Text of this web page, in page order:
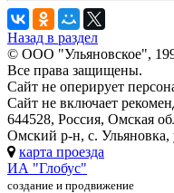
Назад в раздел
© ООО "Ульяновское",
Все права защищены.
Сайт не оперирует
Сайт не включает
644528, Россия, Омская
Омский р-н, с. Ульяновка,
карта проезда
ИА "Глобус"
создание и продвижение